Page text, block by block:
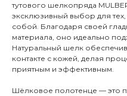
тутового шелкопряда
эксклюзивный выбор для тех,
собой. Благодаря своей
материала, оно идеально
Натуральный шелк
контакте с кожей, делая
приятным и эффективным.
Шёлковое полотенце — это